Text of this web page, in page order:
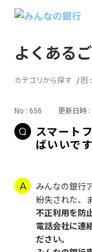
よくある
カテゴリから探す 困
No : 656 更新日時
スマート
ばいいで
みんなの銀行
紛失された、
不正利用を防
電話会社に連
ださい。